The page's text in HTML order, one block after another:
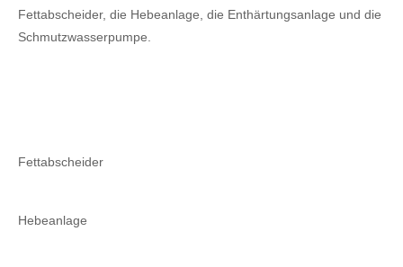
Fettabscheider, die Hebeanlage, die Enthärtungsanlage und die
Schmutzwasserpumpe.
Fettabscheider
Hebeanlage